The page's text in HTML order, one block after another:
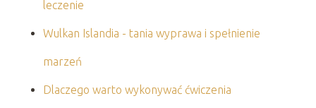
leczenie
Wulkan Islandia - tania wyprawa i spełnienie
marzeń
Dlaczego warto wykonywać ćwiczenia